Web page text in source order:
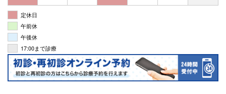
定休日
午前休
午後休
17:00まで診療